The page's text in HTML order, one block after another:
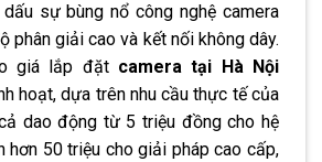
sự bùng nổ công nghệ camera
phân giải cao và kết nối không dây.
giá lắp đặt camera tại Hà Nội
hoạt, dựa trên nhu cầu thực tế của
cả dao động từ 5 triệu đồng cho hệ
hơn 50 triệu cho giải pháp cao cấp,